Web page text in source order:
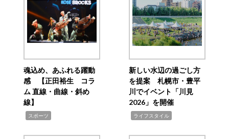
魂込め、あふれる躍動
感 【正田裕生 コラ
ム 直線・曲線・斜め
線】
スポーツ
新しい水辺の過ごし方
を提案 札幌市・豊平
川でイベント「川見
2026」を開催
ライフスタイル